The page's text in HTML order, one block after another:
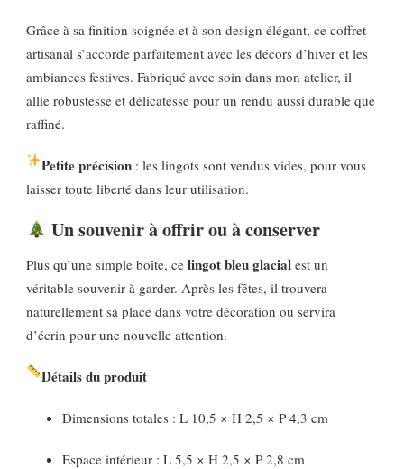
Grâce à sa finition soignée et à son design élégant, ce coffret
artisanal s’accorde parfaitement avec les décors d’hiver et les
ambiances festives. Fabriqué avec soin dans mon atelier, il
allie robustesse et délicatesse pour un rendu aussi durable que
raffiné.
Petite précision : les lingots sont vendus vides, pour vous
laisser toute liberté dans leur utilisation.
Un souvenir à offrir ou à conserver
Plus qu’une simple boîte, ce lingot bleu glacial est un
véritable souvenir à garder. Après les fêtes, il trouvera
naturellement sa place dans votre décoration ou servira
d’écrin pour une nouvelle attention.
Détails du produit
Dimensions totales : L 10,5 × H 2,5 × P 4,3 cm
Espace intérieur : L 5,5 × H 2,5 × P 2,8 cm